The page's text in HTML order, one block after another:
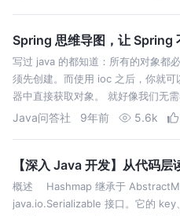
Spring 思维导图，让 Spring
写过 java 的都知道：所有的对象都
须先创建。而使用 ioc 之后，你就
器中直接获取对象。 就好像我们无
java 垃圾回收机制帮助我们实现了
Java问答社 9年前 5.6k
【深入 Java 开发】从代码
概述 Hashmap 继承于
java.io.Serializable 接口。它的